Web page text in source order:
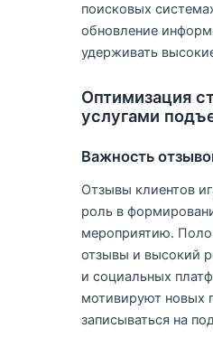
поисковых
обновление
удерживать
Оптимизация
услугами
Важность
Отзывы клиентов
роль в
мероприятию.
отзывы и высокий
и социальных
мотивируют новых
записываться на